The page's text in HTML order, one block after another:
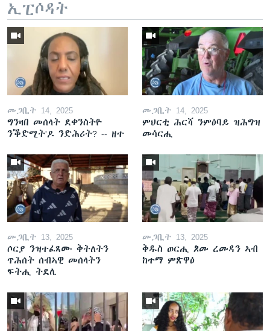
ኢፒሶዳት
መጋቢት 14, 2025
ግንዛበ መሰላት ደቀንስትዮ
ንቕድሚት'ዶ ንድሕሪት? -- ዘተ
መጋቢት 14, 2025
ምህርቲ ሕርሻ ንምዕባይ ዝሕግዝ
መሳርሒ
መጋቢት 13, 2025
ሶርያ ንዝተፈጸሙ ቅትለትን
ጥሕሰት ሰብኣዊ መሰላትን
ፍትሒ ትደሊ
መጋቢት 13, 2025
ቅዱስ ወርሒ ጾመ ረመዳን ኣብ
ከተማ ምጽዋዕ